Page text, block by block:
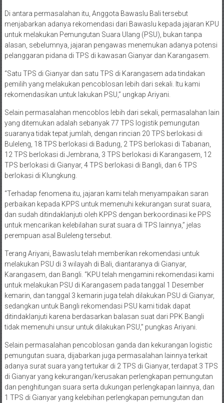
Di antara permasalahan itu, Anggota Bawaslu Bali tersebut
menjabarkan adanya rekomendasi dari Bawaslu kepada jajaran KPU
untuk melakukan Pemungutan Suara Ulang (PSU), bukan tanpa
alasan, sebelumnya, jajaran pengawas menemukan adanya potensi
pelanggaran pidana di TPS di kawasan Gianyar dan Karangasem.
“Satu TPS di Gianyar dan satu TPS di Karangasem ada tindakan
pemilih yang melakukan pencoblosan lebih dari sekali. Itu kami
rekomendasikan untuk lakukan PSU,” ungkap Ariyani.
Selain permasalahan mencoblos lebih dari sekali, permasalahan lain
yang ditemukan adalah sebanyak 77 TPS logistik pemungutan
suaranya tidak tepat jumlah, dengan rincian 20 TPS berlokasi di
Buleleng, 18 TPS berlokasi di Badung, 2 TPS berlokasi di Tabanan,
12 TPS berlokasi di Jembrana, 3 TPS berlokasi di Karangasem, 12
TPS berlokasi di Gianyar, 4 TPS berlokasi di Bangli, dan 6 TPS
berlokasi di Klungkung.
“Terhadap fenomena itu, jajaran kami telah menyampaikan saran
perbaikan kepada KPPS untuk memenuhi kekurangan surat suara,
dan sudah ditindaklanjuti oleh KPPS dengan berkoordinasi ke PPS
untuk mencarikan kelebilahan surat suara di TPS lainnya,” jelas
perempuan asal Buleleng tersebut.
Terang Ariyani, Bawaslu telah memberikan rekomendasi untuk
melakukan PSU di 3 wilayah di Bali, diantaranya di Gianyar,
Karangasem, dan Bangli. “KPU telah mengamini rekomendasi kami
untuk melakukan PSU di Karangasem pada tanggal 1 Desember
kemarin, dan tanggal 3 kemarin juga telah dilakukan PSU di Gianyar,
sedangkan untuk Bangli rekomendasi PSU kami tidak dapat
ditindaklanjuti karena berdasarkan balasan suat dari PPK Bangli
tidak memenuhi unsur untuk dilakukan PSU,” pungkas Ariyani.
Selain permasalahan pencoblosan ganda dan kekurangan logistic
pemungutan suara, dijabarkan juga permasalahan lainnya terkait
adanya surat suara yang tertukar di 2 TPS di Gianyar, terdapat 3 TPS
di Gianyar yang kekurangan/kerusakan perlengkapan pemungutan
dan penghitungan suara serta dukungan perlengkapan lainnya, dan
1 TPS di Gianyar yang kelebihan perlengkapan pemungutan dan